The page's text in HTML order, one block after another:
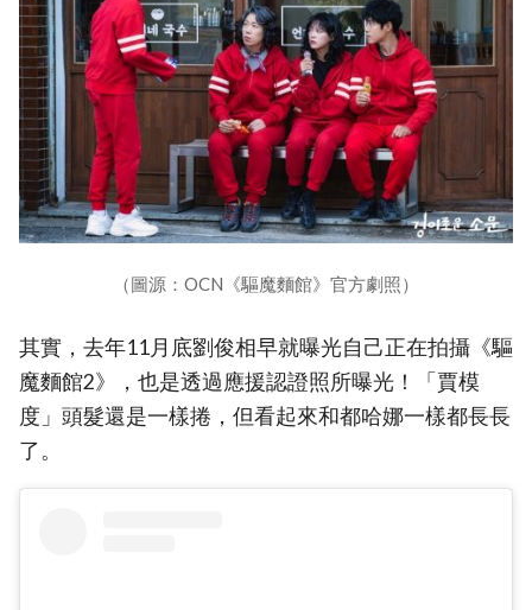
（圖源：OCN《驅魔麵館》官方劇照）
其實，去年11月底劉俊相早就曝光自己正在拍攝《驅
魔麵館2》，也是透過應援認證照所曝光！「賈模
度」頭髮還是一樣捲，但看起來和都哈娜一樣都長長
了。